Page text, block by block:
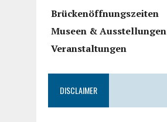
Brückenöffnungszeiten
Museen & Ausstellungen
Veranstaltungen
DISCLAIMER